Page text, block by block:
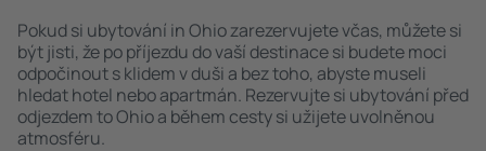
Pokud si ubytování in Ohio zarezervujete včas, můžete si
být jisti, že po příjezdu do vaší destinace si budete moci
odpočinout s klidem v duši a bez toho, abyste museli
hledat hotel nebo apartmán. Rezervujte si ubytování před
odjezdem to Ohio a během cesty si užijete uvolněnou
atmosféru.